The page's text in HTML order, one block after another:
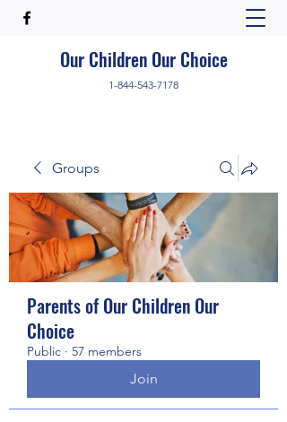
Our Children Our Choice
1-844-543-7178
Groups
Parents of Our Children Our
Choice
Public · 57 members
Join